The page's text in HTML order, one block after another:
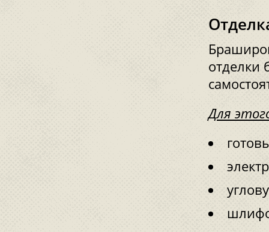
отделки
Для